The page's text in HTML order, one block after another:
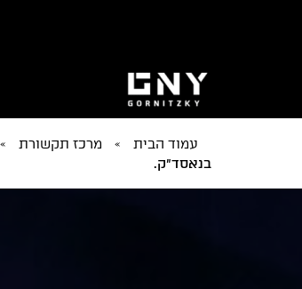
עמוד הבית » מרכז תקשורת »
בנאסד"ק.